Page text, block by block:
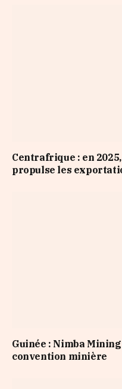
Centrafrique : en
propulse les
Guinée : Nimba
convention minière